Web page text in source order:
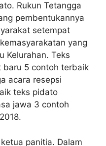
Rukun Tetangga
pembentukannya
setempat
yang
Kelurahan. Teks
5 contoh terbaik
acara resepsi
teks pidato
jawa 3 contoh
panitia. Dalam